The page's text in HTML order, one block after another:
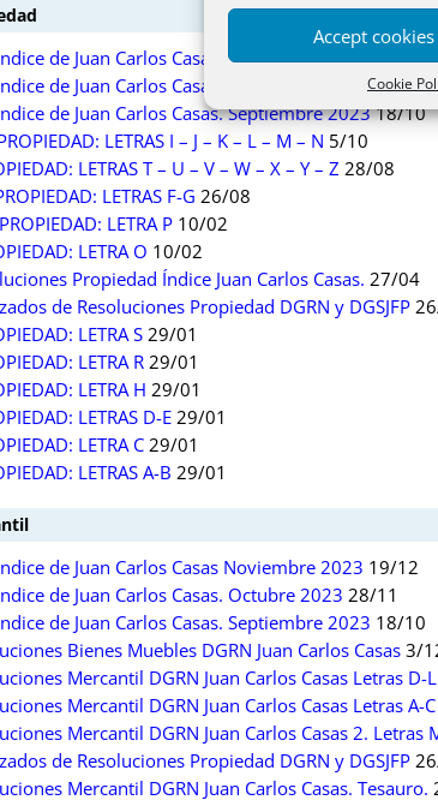
Accept cookies
Cookie
de Juan Carlos Casas Noviembre 202319/12
de Juan Carlos Casas. Octubre 2023
28/11
de Juan Carlos Casas. Septiembre 202318/10
LETRAS I – J – K – L – M – N 5/10
LETRAS T – U – V – W – X – Y – Z 28/08
LETRAS F-G 26/08
LETRA P 10/02
LETRA O 10/02
Propiedad Índice Juan Carlos Casas. 27/04
de Resoluciones Propiedad DGRN y DGSJFP
LETRA S29/01
LETRA R29/01
LETRA H 29/01
LETRAS D-E29/01
LETRA C29/01
LETRAS A-B 29/01
de Juan Carlos Casas Noviembre 2023 19/12
de Juan Carlos Casas. Octubre 2023 28/11
de Juan Carlos Casas. Septiembre 2023 18/10
Bienes Muebles DGRN Juan Carlos Casas3/
Mercantil DGRN Juan Carlos Casas Letras D-L
Mercantil DGRN Juan Carlos Casas Letras A-C
Mercantil DGRN Juan Carlos Casas 2. Letras
de Resoluciones Propiedad DGRN y DGSJFP
Mercantil DGRN Juan Carlos Casas. Tesauro.